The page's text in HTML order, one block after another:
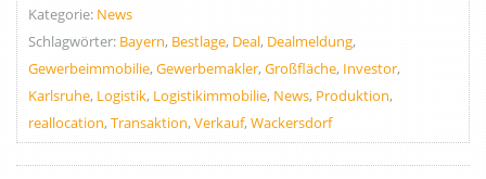
Kategorie: News
Schlagwörter: Bayern, Bestlage, Deal, Dealmeldung,
Gewerbeimmobilie, Gewerbemakler, Großfläche, Investor,
Karlsruhe, Logistik, Logistikimmobilie, News, Produktion,
reallocation, Transaktion, Verkauf, Wackersdorf